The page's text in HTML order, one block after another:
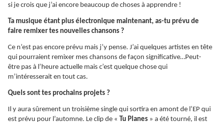
si je crois que j’ai encore beaucoup de choses à apprendre !
Ta musique étant plus électronique maintenant, as-tu prévu de
faire remixer tes nouvelles chansons ?
Ce n’est pas encore prévu mais j’y pense. J’ai quelques artistes en tête
qui pourraient remixer mes chansons de façon significative…Peut-
être pas à l’heure actuelle mais c’est quelque chose qui
m’intéresserait en tout cas.
Quels sont tes prochains projets ?
Il y aura sûrement un troisième single qui sortira en amont de l’EP qui
est prévu pour l’automne. Le clip de « Tu Planes » a été tourné, il est